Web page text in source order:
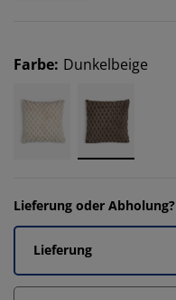
Farbe: Dunkelbeige
Lieferung oder Abholung?
Lieferung